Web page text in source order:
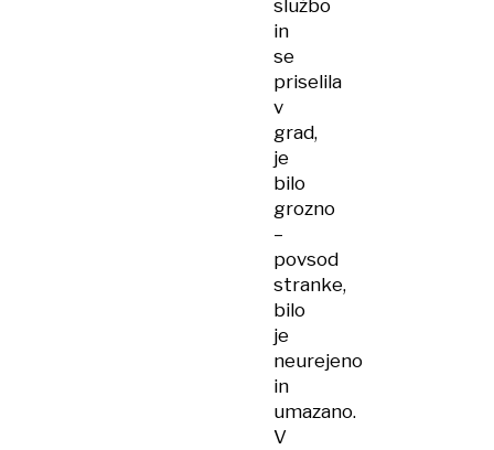
službo
in
se
priselila
v
grad,
je
bilo
grozno
–
povsod
stranke,
bilo
je
neurejeno
in
umazano.
V